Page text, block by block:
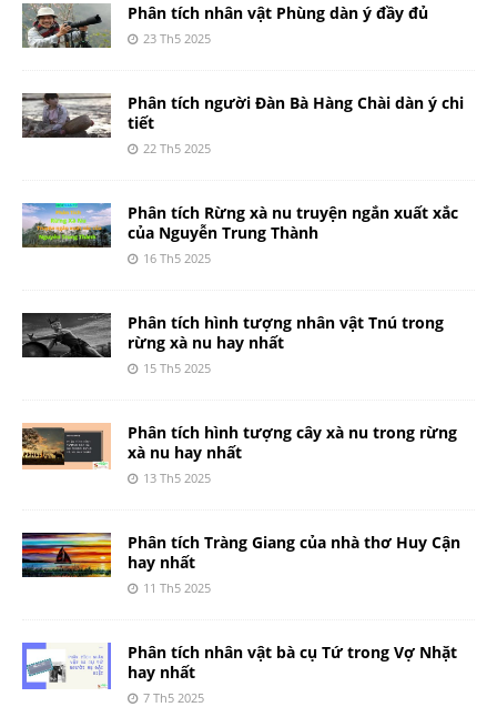
Phân tích nhân vật Phùng dàn ý đầy đủ
23 Th5 2025
Phân tích người Đàn Bà Hàng Chài dàn ý chi
tiết
22 Th5 2025
Phân tích Rừng xà nu truyện ngắn xuất xắc
của Nguyễn Trung Thành
16 Th5 2025
Phân tích hình tượng nhân vật Tnú trong
rừng xà nu hay nhất
15 Th5 2025
Phân tích hình tượng cây xà nu trong rừng
xà nu hay nhất
13 Th5 2025
Phân tích Tràng Giang của nhà thơ Huy Cận
hay nhất
11 Th5 2025
Phân tích nhân vật bà cụ Tứ trong Vợ Nhặt
hay nhất
7 Th5 2025